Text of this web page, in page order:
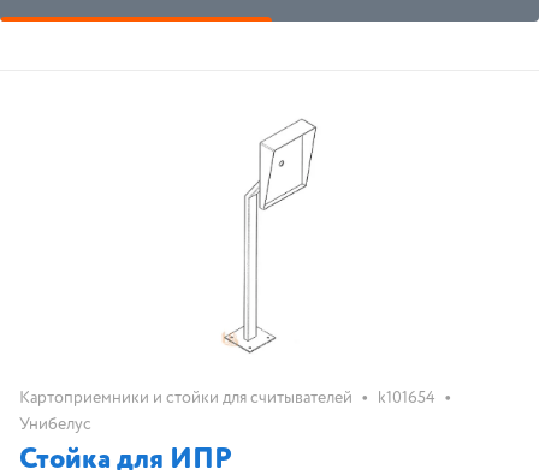
Картоприемники и стойки для считывателей • k101654 •
Унибелус
Стойка для ИПР